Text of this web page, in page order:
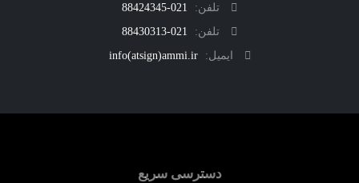
تلفن:
021-88424345
تلفن:
021-88430313
ایمیل:
info(atsign)ammi.ir
دسترسی سریع